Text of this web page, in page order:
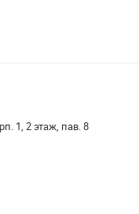
1, 2 этаж, пав. 8